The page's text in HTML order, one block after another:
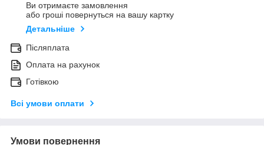
Ви отримаєте замовлення
або гроші повернуться на вашу картку
Детальніше
Післяплата
Оплата на рахунок
Готівкою
Всі умови оплати
Умови повернення